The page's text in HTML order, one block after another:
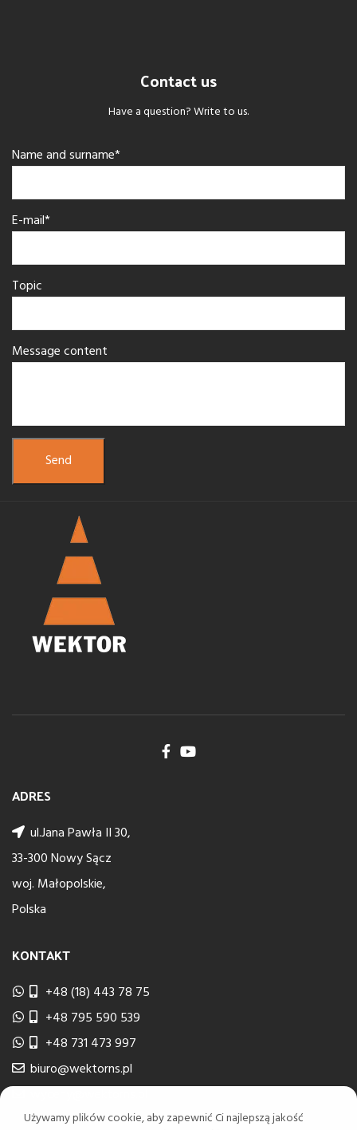
Contact us
Have a question? Write to us.
Name and surname*
E-mail*
Topic
Message content
ADRES
ul.Jana Pawła II 30,
33-300 Nowy Sącz
woj. Małopolskie,
Polska
KONTAKT
+48 (18) 443 78 75
+48 795 590 539
+48 731 473 997
biuro@wektorns.pl
Używamy plików cookie, aby zapewnić Ci najlepszą jakość